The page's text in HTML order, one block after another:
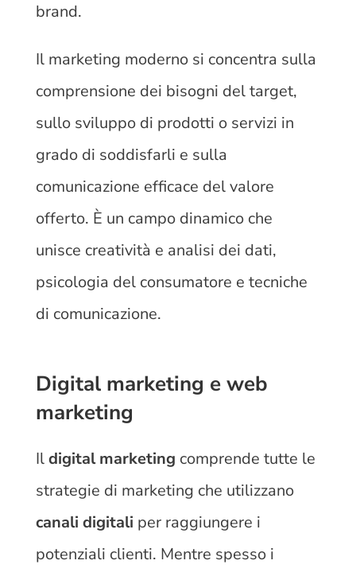
brand.
Il marketing moderno si concentra sulla
comprensione dei bisogni del target,
sullo sviluppo di prodotti o servizi in
grado di soddisfarli e sulla
comunicazione efficace del valore
offerto. È un campo dinamico che
unisce creatività e analisi dei dati,
psicologia del consumatore e tecniche
di comunicazione.
Digital marketing e web
marketing
Ildigital marketing comprende tutte le
strategie di marketing che utilizzano
canali digitali per raggiungere i
potenziali clienti. Mentre spesso i